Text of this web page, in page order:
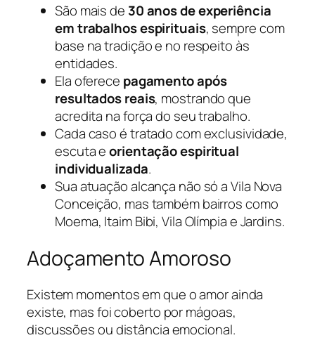
São mais de 30 anos de experiência
em trabalhos espirituais, sempre com
base na tradição e no respeito às
entidades.
Ela oferece pagamento após
resultados reais, mostrando que
acredita na força do seu trabalho.
Cada caso é tratado com exclusividade,
escuta eorientação espiritual
individualizada.
Sua atuação alcança não só a Vila Nova
Conceição, mas também bairros como
Moema, Itaim Bibi, Vila Olímpia e Jardins.
Adoçamento Amoroso
Existem momentos em que o amor ainda
existe, mas foi coberto por mágoas,
discussões ou distância emocional.